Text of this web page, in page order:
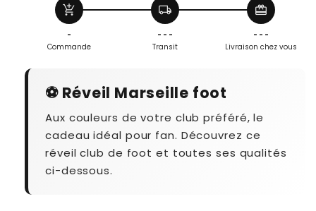
add_shopping_cart
-
Commande
local_shipping
- - -
Transit
redeem
- - -
Livraison chez vous
⚽ Réveil Marseille foot
Aux couleurs de votre club préféré, le
cadeau idéal pour fan. Découvrez ce
réveil club de foot et toutes ses qualités
ci-dessous.